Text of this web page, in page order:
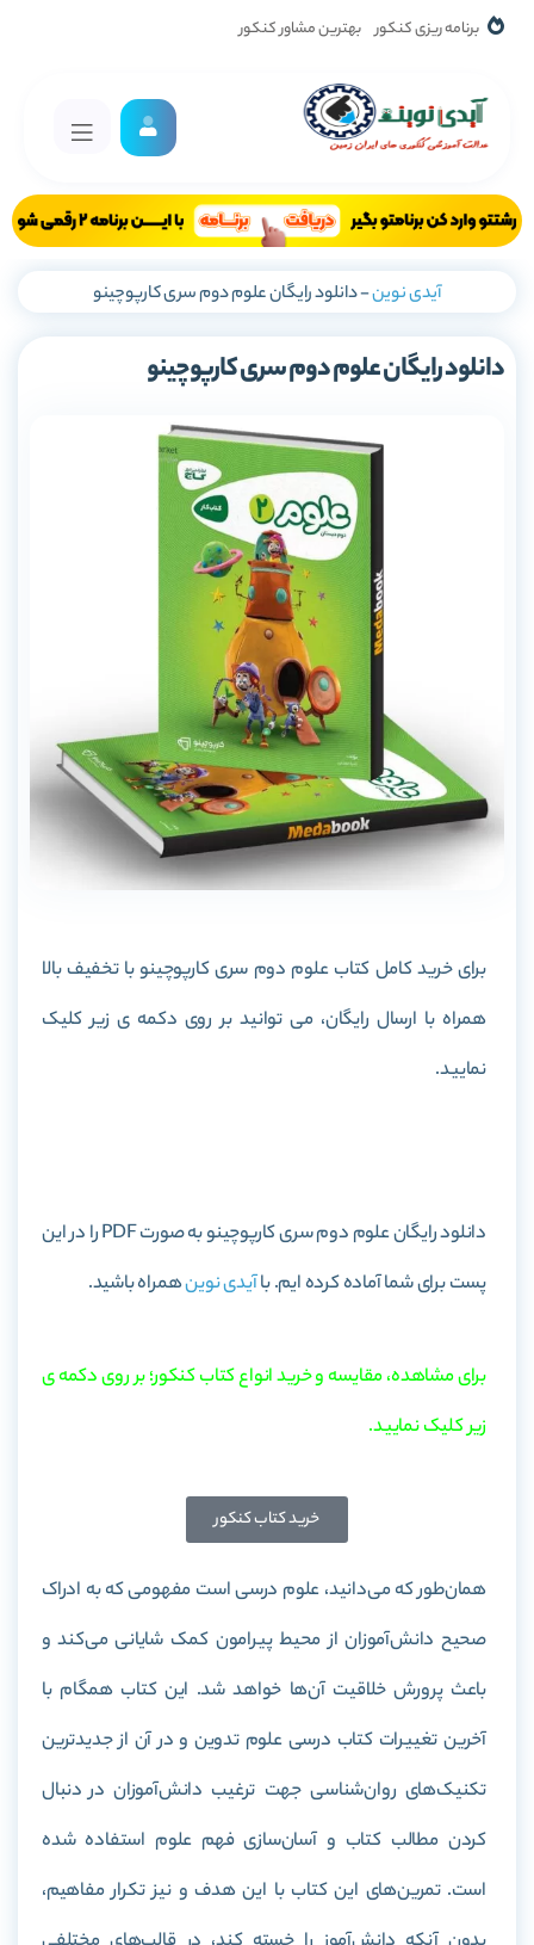
برنامه ریزی کنکور بهترین مشاور کنکور
آیدی نوین-دانلود رایگان علوم دوم سری کارپوچینو
دانلود رایگان علوم دوم سری کارپوچینو
برای خرید کامل کتاب علوم دوم سری کارپوچینو با تخفیف بالا
همراه با ارسال رایگان، می توانید بر روی دکمه ی زیر کلیک
نمایید.
دانلود رایگان علوم دوم سری کارپوچینو به صورت PDF را در این
پست برای شما آماده کرده ایم. باآیدی نوینهمراه باشید.
برای مشاهده، مقایسه و خرید انواع کتاب کنکور؛ بر روی دکمه ی
زیر کلیک نمایید.
خرید کتاب کنکور
همان‌طور که می‌دانید، علوم درسی است مفهومی که به ادراک
صحیح دانش‌آموزان از محیط پیرامون کمک شایانی می‌کند و
باعث پرورش خلاقیت آن‌ها خواهد شد. این کتاب همگام با
آخرین تغییرات کتاب درسی علوم تدوین و در آن از جدیدترین
تکنیک‌های روان‌شناسی جهت ترغیب دانش‌آموزان در دنبال
کردن مطالب کتاب و آسان‌سازی فهم علوم استفاده شده
است.تمرین‌های این کتاب با این هدف و نیز تکرار مفاهیم،